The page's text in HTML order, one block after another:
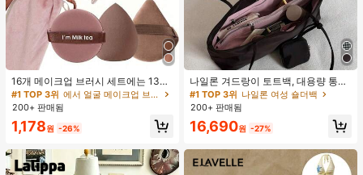
16개 메이크업 브러시 세트에는 13개
메이크업 브러시, 1개 눈물 모양 메이
크업 스펀지, 1개 둥근 쿠션 파우더 브
러시, 1개 삼각형 메이크업 스펀지가
포함되어 있습니다 - 클래식 세트. 부
드럽고 피부 친화적인 합성 모로 만들
어졌습니다. 여성과 소녀에게 완벽하
며, 가을과 겨울에 이상적입니다.
#1 TOP 3위
에서 얼굴 메이크업 브러시 세트
200+ 판매됨
1,178원 -26%
나일론 겨드랑이 토트백, 대용량 통근
숄더백, 작은 메이크업 백 포함, 펜던
트 미포함, 가벼운 일상 핸드백 (펜던
트 미포함)
#1 TOP 3위 나일론 여성 숄더백
200+ 판매됨
16,690원 -27%